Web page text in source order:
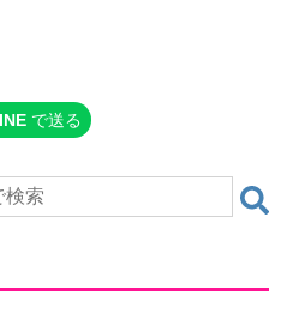
で送る